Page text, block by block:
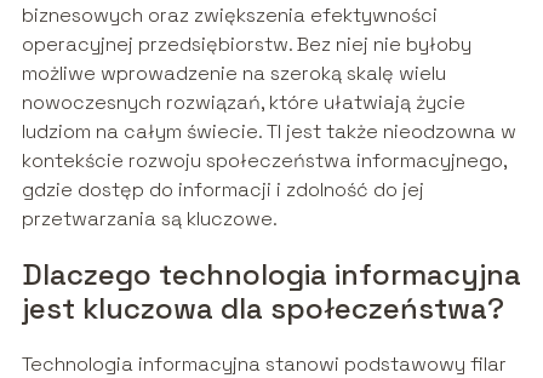
biznesowych oraz zwiększenia efektywności
operacyjnej przedsiębiorstw. Bez niej nie byłoby
możliwe wprowadzenie na szeroką skalę wielu
nowoczesnych rozwiązań, które ułatwiają życie
ludziom na całym świecie. TI jest także nieodzowna w
kontekście rozwoju społeczeństwa informacyjnego,
gdzie dostęp do informacji i zdolność do jej
przetwarzania są kluczowe.
Dlaczego technologia informacyjna
jest kluczowa dla społeczeństwa?
Technologia informacyjna stanowi podstawowy filar